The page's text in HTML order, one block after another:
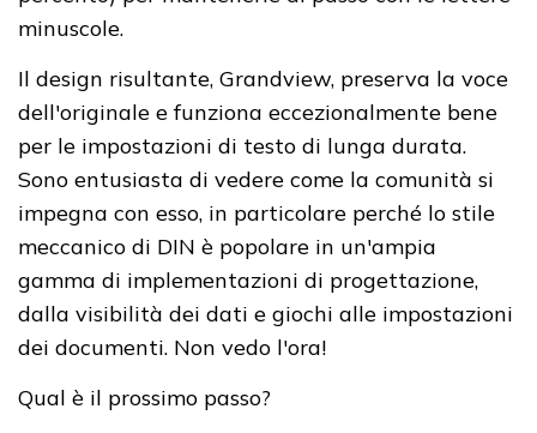
minuscole.
Il design risultante, Grandview, preserva la voce
dell'originale e funziona eccezionalmente bene
per le impostazioni di testo di lunga durata.
Sono entusiasta di vedere come la comunità si
impegna con esso, in particolare perché lo stile
meccanico di DIN è popolare in un'ampia
gamma di implementazioni di progettazione,
dalla visibilità dei dati e giochi alle impostazioni
dei documenti. Non vedo l'ora!
Qual è il prossimo passo?